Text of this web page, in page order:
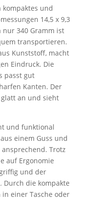
und
14,5 x 9,3
nur 340 Gramm ist
transportieren.
Kunststoff, macht
Eindruck. Die
passt gut
Kanten. Der
an und sieht
und funktional
einem Guss und
Trotz
auf Ergonomie
und der
Durch die kompakte
einer Tasche oder